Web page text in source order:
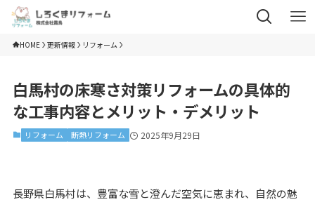
HOME 更新情報 リフォーム
白馬村の床寒さ対策リフォームの具体的
な工事内容とメリット・デメリット
リフォーム 断熱リフォーム 2025年9月29日
長野県白馬村は、豊富な雪と澄んだ空気に恵まれ、自然の魅